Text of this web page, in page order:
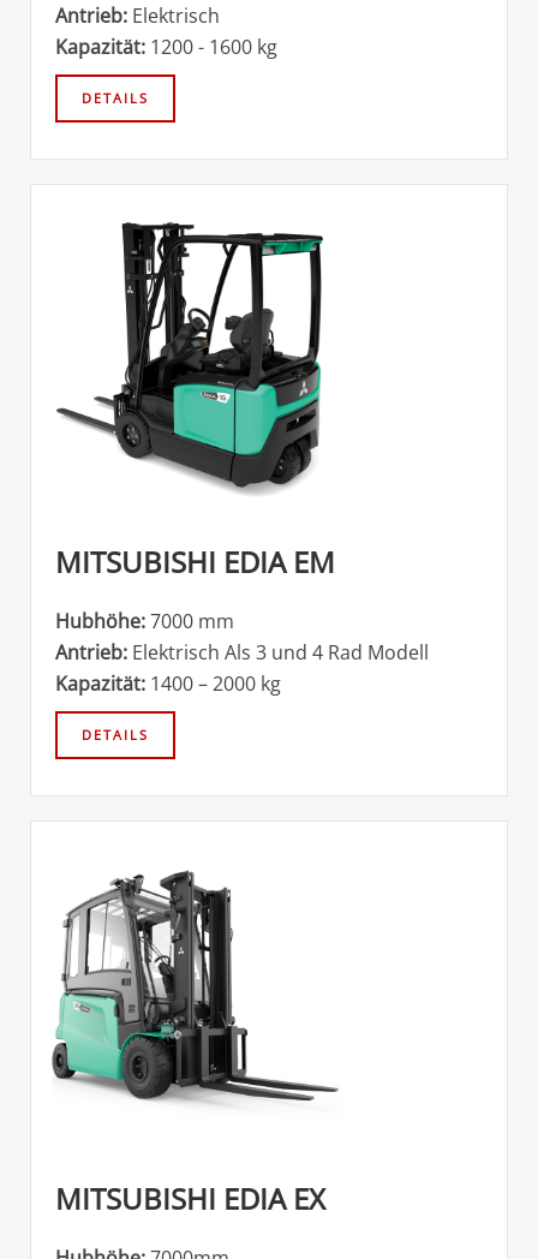
Antrieb: Elektrisch
Kapazität: 1200 - 1600 kg
MITSUBISHI EDIA EM
Hubhöhe:7000 mm
Antrieb: Elektrisch Als 3 und 4 Rad Modell
Kapazität: 1400 – 2000 kg
MITSUBISHI EDIA EX